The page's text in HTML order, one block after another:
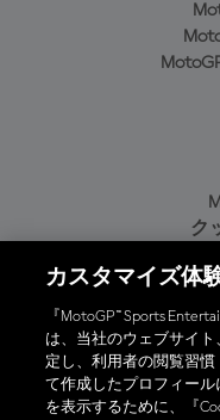
ク
プラ
オ
カスタマイズ体
『MotoGP™ Sports
は、当社のウェブサイ
定し、利用者の閲覧習
て作成したプロフィー
を表示するために、『